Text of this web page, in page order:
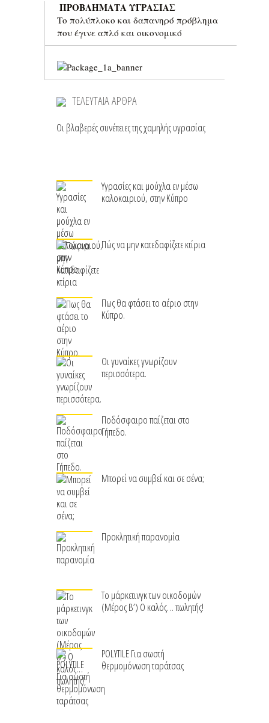
ΠΡΟΒΛΗΜΑΤΑ ΥΓΡΑΣΙΑΣ
Το πολύπλοκο και δαπανηρό πρόβλημα
που έγινε απλό και οικονομικό
ΤΕΛΕΥΤΑΙΑ ΑΡΘΡΑ
Οι βλαβερές συνέπειες της χαμηλής υγρασίας
Υγρασίες και μούχλα εν μέσω
καλοκαιριού, στην Κύπρο
Πώς να μην κατεδαφίζετε κτίρια
Πως θα φτάσει το αέριο στην
Κύπρο.
Οι γυναίκες γνωρίζουν
περισσότερα.
Ποδόσφαιρο παίζεται στο
Γήπεδο.
Μπορεί να συμβεί και σε σένα;
Προκλητική παρανομία
Το μάρκετινγκ των οικοδομών
(Μέρος Β’) Ο καλός… πωλητής!
POLYTILE Για σωστή
θερμομόνωση ταράτσας